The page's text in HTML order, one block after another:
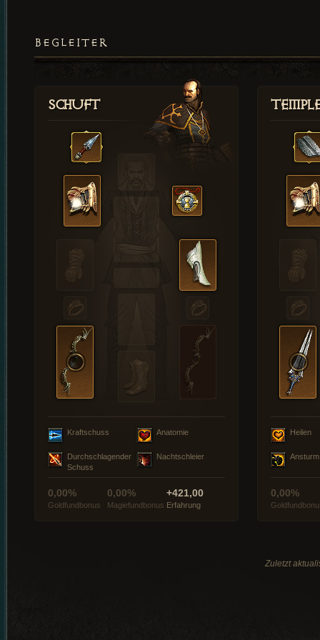
BEGLEITER
Schuft
Kraftschuss Anatomie
Durchschlagender
Schuss
Nachtschleier
0,00%
Goldfundbonus
0,00%
Magiefundbonus
+421,00
Erfahrung
Heilen
Ansturm
0,00%
Zuletzt